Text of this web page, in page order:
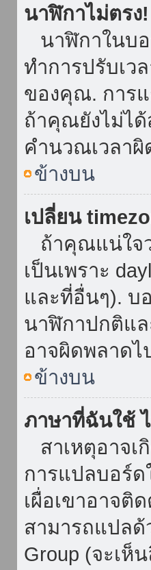
นาฬิกาไม่ตรง!
นาฬิกาในบ
ทำการปรับเว
ของคุณ. การแ
ถ้าคุณยังไม่ไ
คำนวณเวลาผิ
ข้างบน
เปลี่ยน
ถ้าคุณแน่ใจว่
เป็นเพราะ
และที่อื่นๆ). บ
นาฬิกาปกติแล
อาจผิดพลาด
ข้างบน
ภาษาที่ฉันใช้
สาเหตุอาจเ
การแปลบอร์ด
เผื่อเขาอาจ
สามารถแปลด้
Group (จะเห็